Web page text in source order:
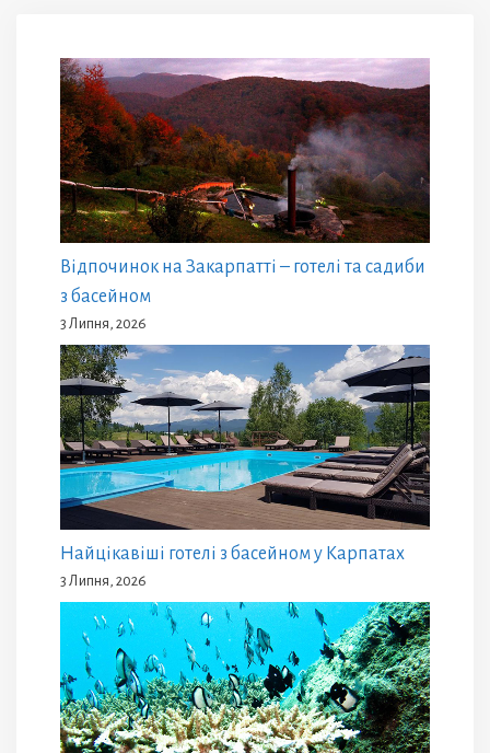
Відпочинок на Закарпатті – готелі та садиби
з басейном
3 Липня, 2026
Найцікавіші готелі з басейном у Карпатах
3 Липня, 2026